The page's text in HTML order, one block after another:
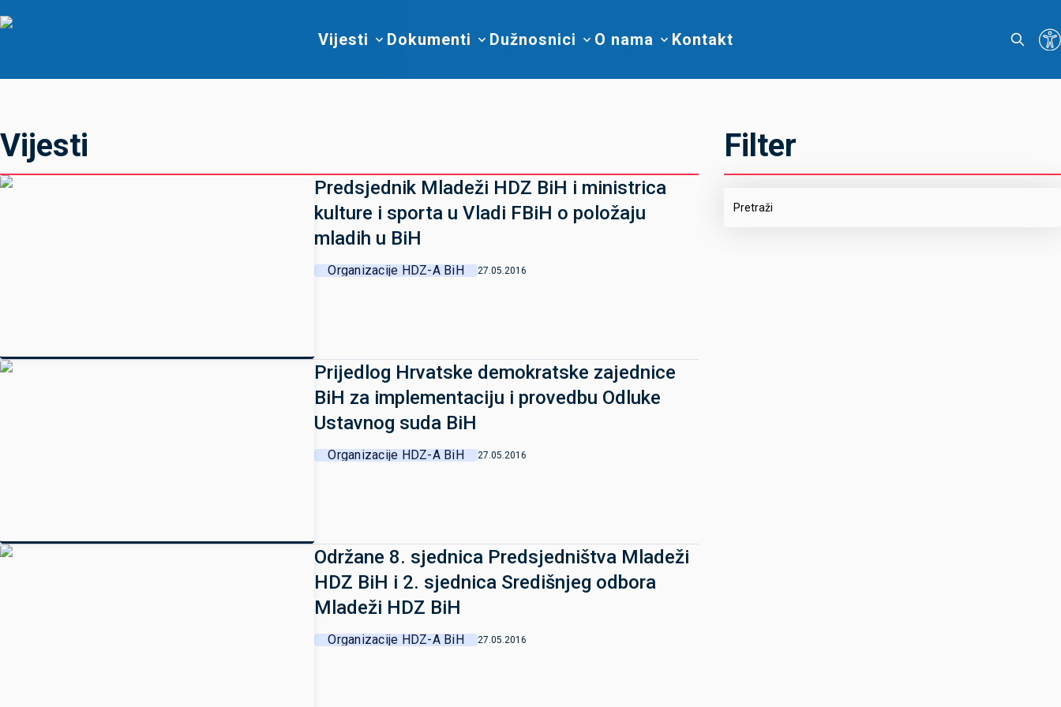
Vijesti Dokumenti Dužnosnici O nama Kontakt
Vijesti
Predsjednik Mladeži HDZ BiH i ministrica
kulture i sporta u Vladi FBiH o položaju
mladih u BiH
Organizacije HDZ-A BiH 27.05.2016
Prijedlog Hrvatske demokratske zajednice
BiH za implementaciju i provedbu Odluke
Ustavnog suda BiH
Organizacije HDZ-A BiH 27.05.2016
Održane 8. sjednica Predsjedništva Mladeži
HDZ BiH i 2. sjednica Središnjeg odbora
Mladeži HDZ BiH
Organizacije HDZ-A BiH 27.05.2016
Filter